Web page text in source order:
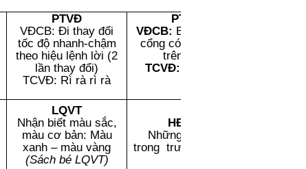
PTVĐ
VĐCB:Đi thay đổi
tốc độ nhanh-chậm
theo hiệu lệnh lời (2
lần thay đổi)
TCVĐ: Rì rà rì rà
PTVĐ
VĐCB: Bò chui qua
cổng có mang vật
trên lưng
TCVĐ:
LQVT
Nhận biết màu sắc,
màu cơ bản: Màu
xanh – màu vàng
(Sách bé LQVT)
HĐNB:
Những đồ chơi
trong trường của bé